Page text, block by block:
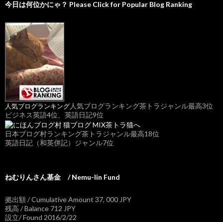
今日は何位かにゃ？ Please Click for Popular Blog Ranking
人気ブログランキング 人気ブログランキング茶トラジャンル最高3位
ビジネス英語4位、英語日記9位
日本ブログ村ランキング茶トラジャンル最高18位
英語日記（和英併記）ジャンル7位
ねむりんさん基金 / Nemu-lin Fund
拠出額 / Cumulative Amount 37, 000 JPY
残高 / Balance 712 JPY
設立/ Found 2016/2/22